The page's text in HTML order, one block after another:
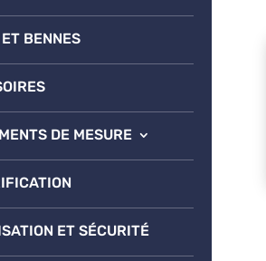
BENNES
DE MESURE
ET SÉCURITÉ